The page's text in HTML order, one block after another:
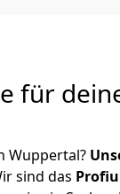
für
Wuppertal?
sind das